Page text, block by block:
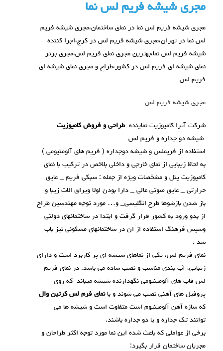
مجری شیشه فریم لس نما
مجری شیشه فریم لس نما در نمای ساختمان،مجری شیشه فریم
لس نما در تهران،مجری شیشه فریم لس در کرج،اجرا کننده
شیشه فریم لس نما،بهترین مجری نمای فریم لس،مجری برتر
نمای شیشه ای فریم لس در کشور،طراح و مجری نمای شیشه ای
فریم لس
مجری شیشه فریم لس
شرکت آترا کامپوزیت نمایندهطراحی و فروش کامپوزیت
شیشه دو جداره و فریم لس
استفاده از فریملس و شیشه دوجداره ( فریم های آلومنیومی )
به لحاظ زیبایی از نمای خارجی و داخلی بلاخص در ترکیب با نمای
کامپوزیت پنل و مشخصات ویژه از جمله : سبکی فریم _ عایق
حرارتی _ عایق صوتی عالی _ دارا بودن لولا ویراق الات زیبا و
باز شدن بازشوها طرح انگلیسی_ و… مورد توجه مهندسین طراح
از بدو ورود به کشور قرار گرفت و ابتدا در ساختمانهای دولتی
وسپس فرهنگ استفاده از ان در ساختمانهای مسکونی نیز باب
شد .
نمای فریم لس، یکی از نماهای شیشه ای پر کاربرد است و دارای
زیبایی، آب بندی مناسب و نصب ساده می باشد. در نمای فریم
لس قاب های آلومینیومی نگهدارنده شیشه میباند که روی
پروفیل های آهنی نصب می شوند و بانمای فرم لس کرتین وال
که سازه آهن آلومینیوم است متفاوت است و شیشه ها می
توانند تک جداره و یا دو جداره باشند.
برخی از عواملی که باعث شده این نما مورد توجه اکثر طراحان و
مجریان ساختمان قرار بگیرد: